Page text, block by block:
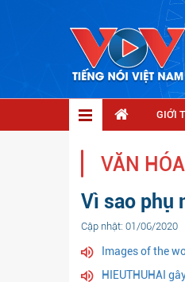
GIỚI
VĂN
Vì sao phụ
Cập nhật: 01/06/2020
Images of the
HIEUTHUHAI